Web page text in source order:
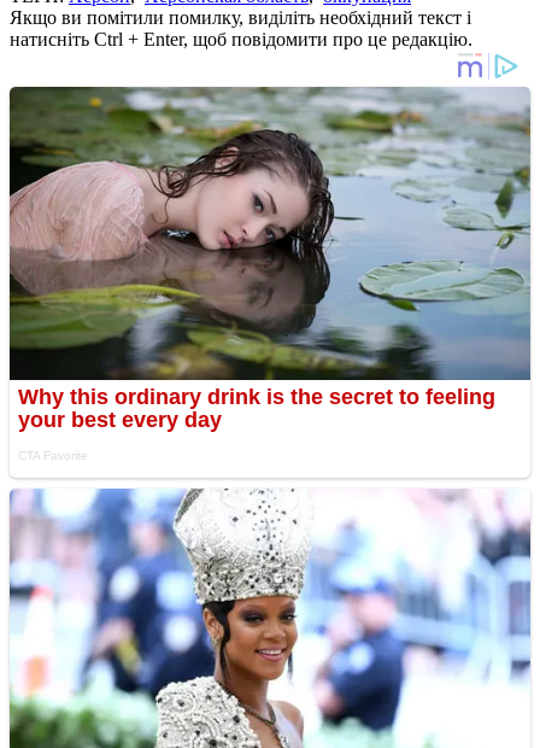
Якщо ви помітили помилку, виділіть необхідний текст і
натисніть Ctrl + Enter, щоб повідомити про це редакцію.